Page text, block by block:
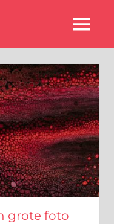
MENU
grote foto